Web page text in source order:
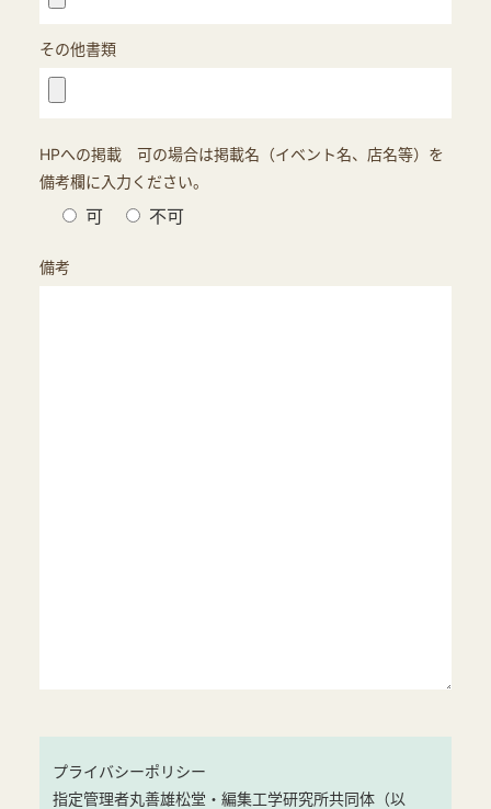
その他書類
HPへの掲載 可の場合は掲載名（イベント名、店名等）を
備考欄に入力ください。
可 不可
備考
プライバシーポリシー
指定管理者丸善雄松堂・編集工学研究所共同体（以